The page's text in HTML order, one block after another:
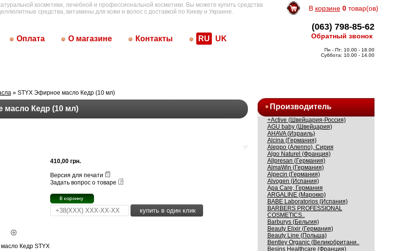
косметики, лечебной и профессиональной косметики. Вы можете купить средства
средства, витамины для кожи и волос с доставкой по Киеву и Украине.
Оплата О магазине Контакты RU UK
В корзине 0товар(ов)
(063) 798-85-62
Обратный звонок
Пн - Пт: 10.00 - 18.00
Суббота: 10.00 - 14.00
» STYX Эфирное масло Кедр (10 мл)
масло Кедр (10 мл)
410,00 грн.
Версия для печати
Задать вопрос о товаре
купить в один клик
Кедр STYX
Производитель
+Active (Швейцария-Россия)
AGU baby (Швейцария)
AHAVA (Израиль)
Alcina (Германия)
Aleppo (Алеппо), Сирия
Algo Naturel (Франция)
Allpresan (Германия)
AlmaWin (Германия)
Alpecin (Германия)
Alvogen (Испания)
Apa Care, Германия
ARGALINE (Марокко)
BABE Laboratorios (Испания)
BARBERS PROFESSIONAL
COSMETICS..
Barburys (Бельгия)
Beauty Elixir (Германия)
Beauty Line (Польша)
Bentley Organic (Великобритани..
Besins Healthcare (Франция)